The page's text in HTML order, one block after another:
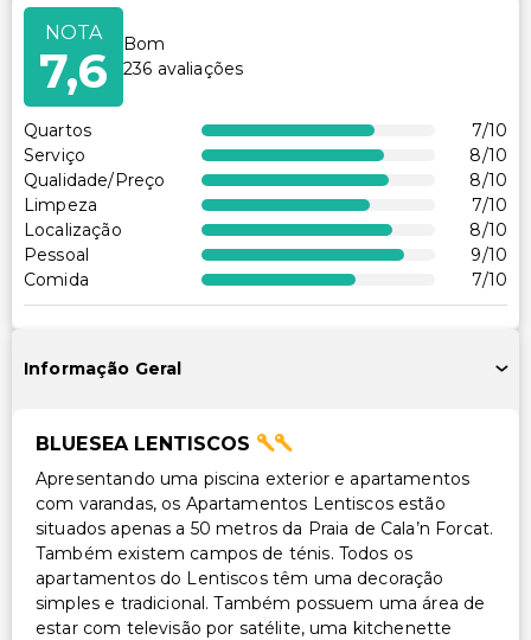
Piscina
Caixa multibanco/serviços bancários
Transporte
Transporte para o aeroporto (custo adicional)
Acessibilidade
Recepção acessível para cadeira de rodas
Restaurante no local acessível para cadeira de rodas
Estacionamento acessível para cadeira de rodas
Equipa multilíngue
NOTA
7,6
Bom
236 avaliações
Quartos 7/10
Serviço
8/10
Qualidade/Preço
8/10
Limpeza
7/10
Localização
8/10
Pessoal
9/10
Comida
7/10
Informação Geral
BLUESEA LENTISCOS
Apresentando uma piscina exterior e apartamentos
com varandas, os Apartamentos Lentiscos estão
situados apenas a 50 metros da Praia de Cala’n Forcat.
Também existem campos de ténis. Todos os
apartamentos do Lentiscos têm uma decoração
simples e tradicional. Também possuem uma área de
estar com televisão por satélite, uma kitchenette